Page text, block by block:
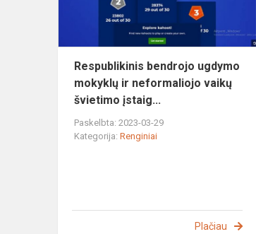
Respublikinis bendrojo ugdymo
mokyklų ir neformaliojo vaikų
švietimo įstaig...
Paskelbta: 2023-03-29
Kategorija: Renginiai
Plačiau